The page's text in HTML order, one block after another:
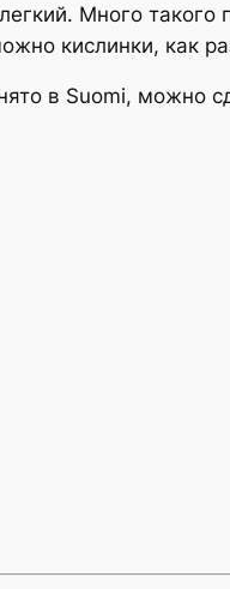
Много
кислинки, как
в Suomi, можно